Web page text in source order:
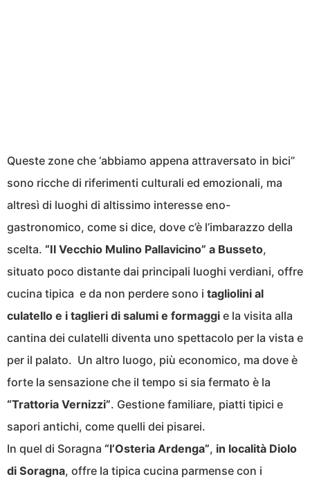
Queste zone che ‘abbiamo appena attraversato in bici”
sono ricche di riferimenti culturali ed emozionali, ma
altresì di luoghi di altissimo interesse eno-
gastronomico, come si dice, dove c’è l’imbarazzo della
scelta. “Il Vecchio Mulino Pallavicino” a Busseto,
situato poco distante dai principali luoghi verdiani, offre
cucina tipica e da non perdere sono i tagliolini al
culatello e i taglieri di salumi e formaggi e la visita alla
cantina dei culatelli diventa uno spettacolo per la vista e
per il palato. Un altro luogo, più economico, ma dove è
forte la sensazione che il tempo si sia fermato è la
“Trattoria Vernizzi”. Gestione familiare, piatti tipici e
sapori antichi, come quelli dei pisarei.
In quel di Soragna “l’Osteria Ardenga”, in località Diolo
di Soragna, offre la tipica cucina parmense con i